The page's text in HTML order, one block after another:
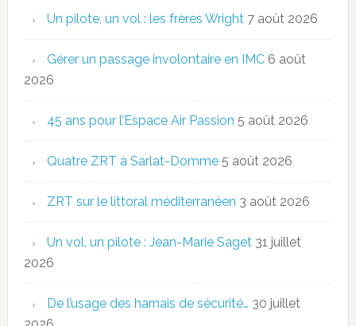
Un pilote, un vol : les frères Wright 7 août 2026
Gérer un passage involontaire en IMC 6 août
2026
45 ans pour l’Espace Air Passion 5 août 2026
Quatre ZRT à Sarlat-Domme 5 août 2026
ZRT sur le littoral méditerranéen 3 août 2026
Un vol, un pilote : Jean-Marie Saget 31 juillet
2026
De l’usage des harnais de sécurité… 30 juillet